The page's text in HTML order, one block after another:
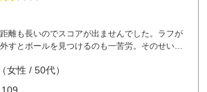
離も長いのでスコアが出ませんでした。ラフが
すとボールを見つけるのも一苦労。そのせいか
コースの途中，狐がいたリリスがいたりで北海
（女性 / 50代）